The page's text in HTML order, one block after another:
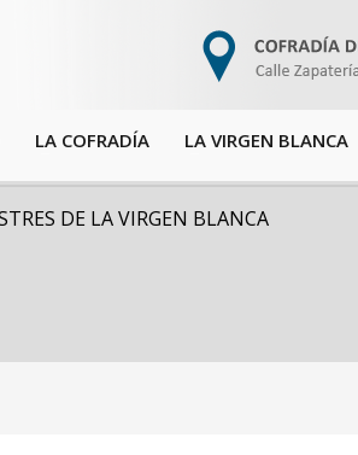
LA COFRADÍA LA VIRGEN BLANCA
DE LA VIRGEN BLANCA